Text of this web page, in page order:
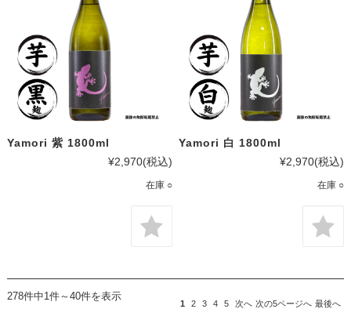
Yamori 紫 1800ml
¥2,970(税込)
在庫 ○
Yamori 白 1800ml
¥2,970(税込)
在庫 ○
278件中1件～40件を表示
1 2 3 4 5 次へ 次の5ページへ 最後へ